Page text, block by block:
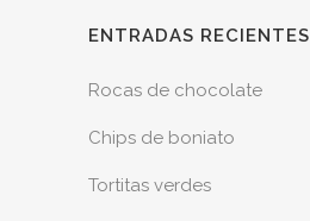
ENTRADAS RECIENTES
Rocas de chocolate
Chips de boniato
Tortitas verdes